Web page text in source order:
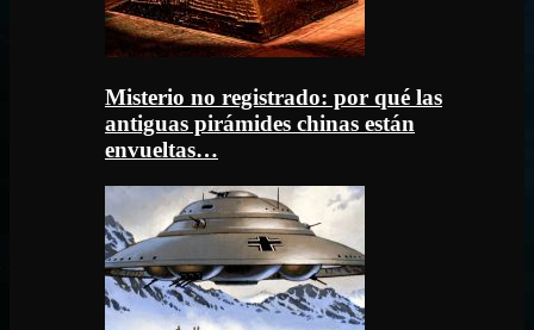
Misterio no registrado: por qué las
antiguas pirámides chinas están
envueltas…